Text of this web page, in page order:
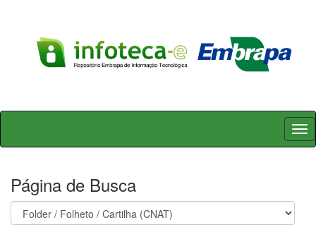
Skip
Página de Busca